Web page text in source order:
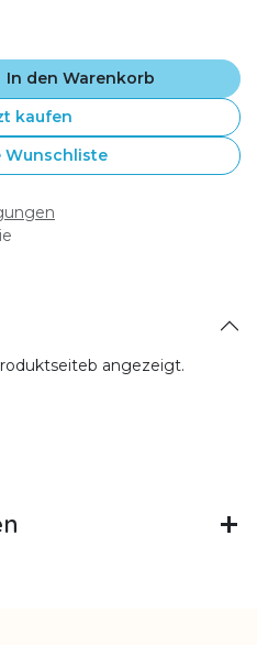
In den Warenkorb
kaufen
Wunschliste
angezeigt.